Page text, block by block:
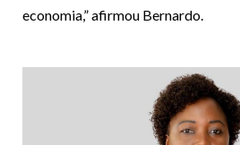
economia,” afirmou Bernardo.